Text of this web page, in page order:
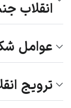
انقلاب
عوامل
ترویج